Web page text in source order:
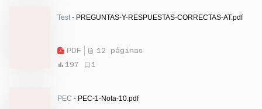
Test- PREGUNTAS-Y-RESPUESTAS-CORRECTAS-AT.pdf
PDF
12 páginas
197
1
PEC - PEC-1-Nota-10.pdf